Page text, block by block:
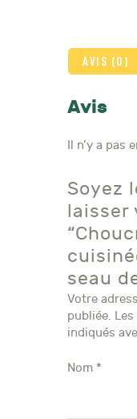
AVIS (0)
Avis
Il n’y a pas
Soyez
laisser
seau
Votre
publiée.
indiqués
Nom *